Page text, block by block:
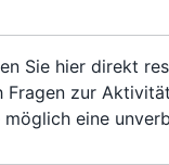
Sie hier direkt
Fragen zur
eine